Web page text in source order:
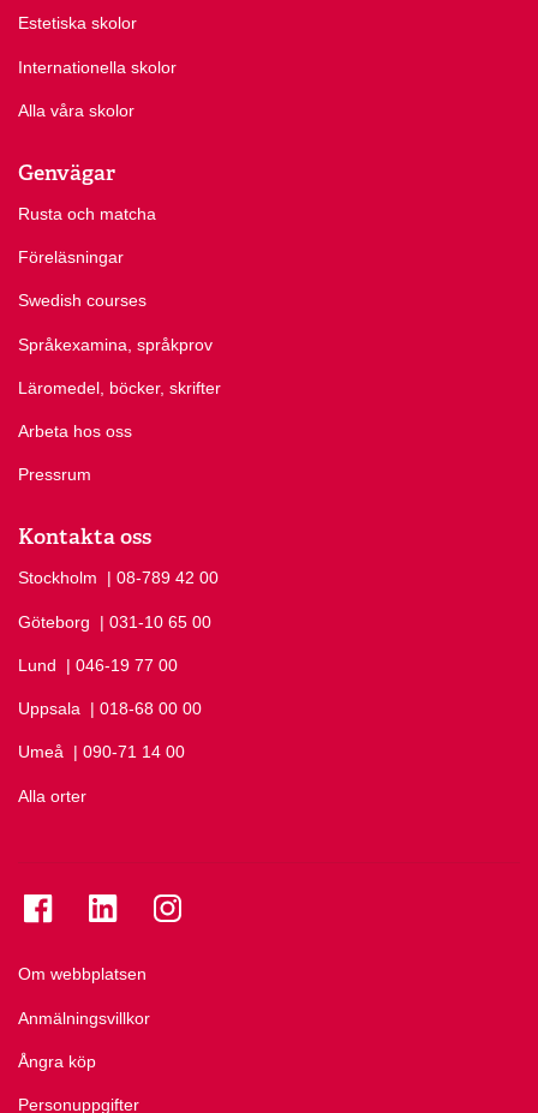
Estetiska skolor
Internationella skolor
Alla våra skolor
Genvägar
Rusta och matcha
Föreläsningar
Swedish courses
Språkexamina, språkprov
Läromedel, böcker, skrifter
Arbeta hos oss
Pressrum
Kontakta oss
Stockholm Ring Stockholm på
| 08-789 42 00
Göteborg Ring Göteborg på
| 031-10 65 00
Lund Ring Lund på
| 046-19 77 00
Uppsala Ring Uppsala på
| 018-68 00 00
Umeå Ring Umeå på
| 090-71 14 00
Alla orter
Om webbplatsen
Anmälningsvillkor
Ångra köp
Personuppgifter
Se folkuniversitetet på Facebook
Se folkuniversitetet på LinkedIn